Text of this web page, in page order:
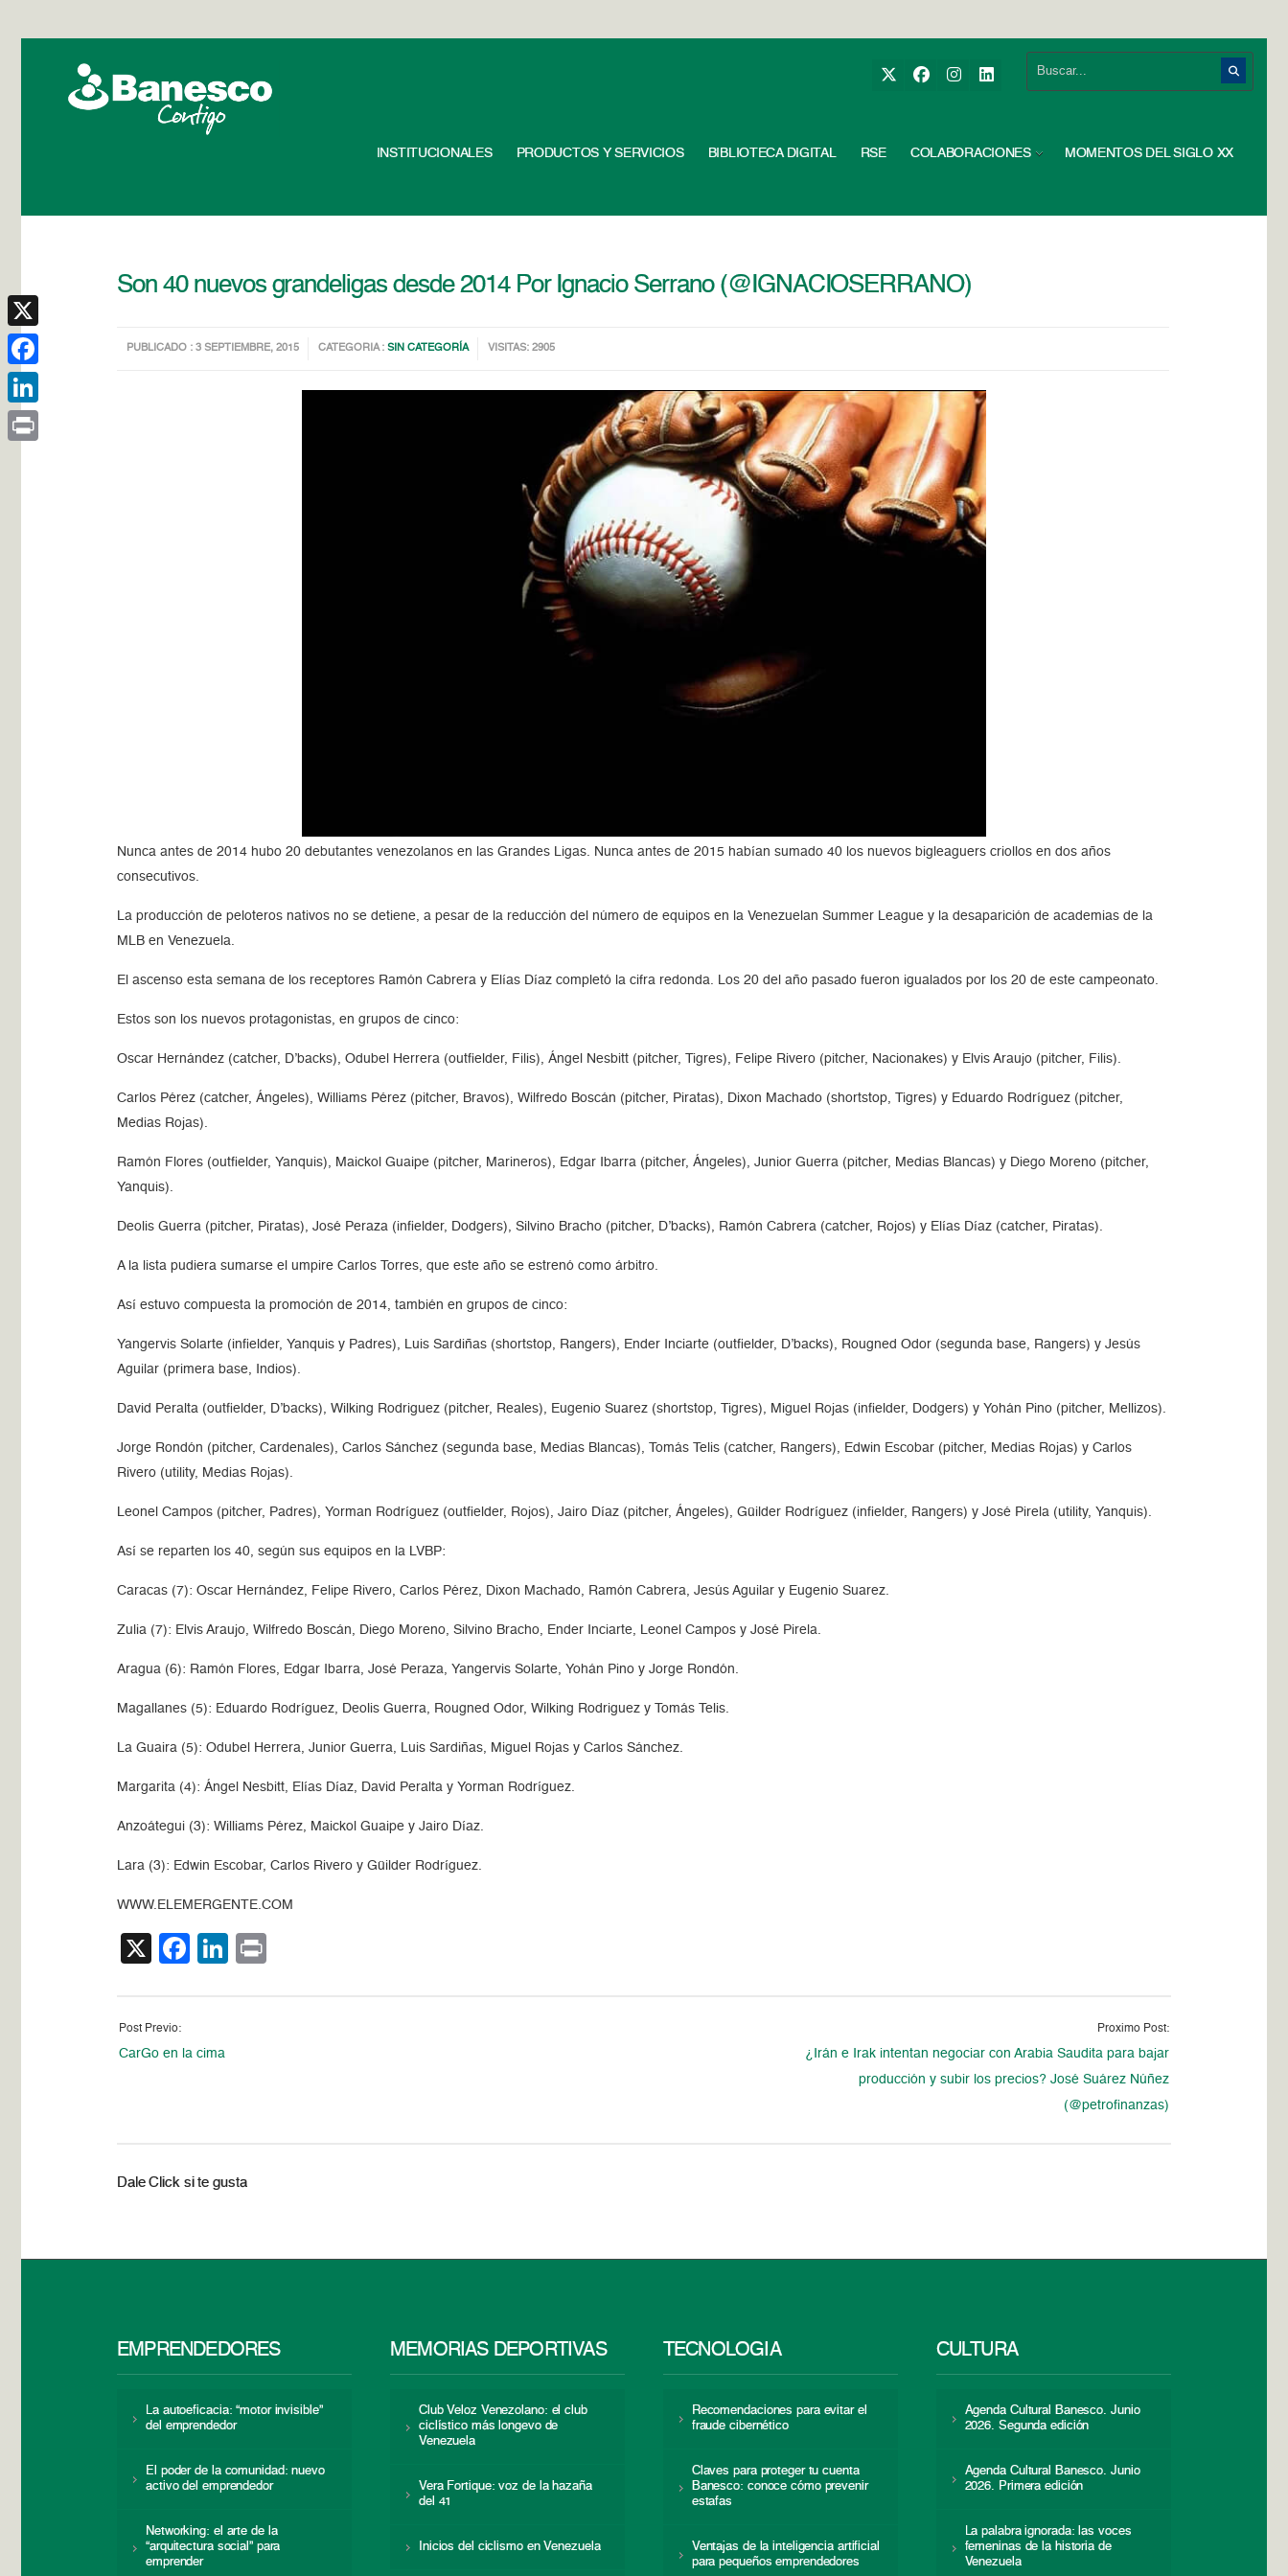
INSTITUCIONALES PRODUCTOS Y SERVICIOS BIBLIOTECA DIGITAL RSE COLABORACIONES MOMENTOS DEL SIGLO XX
Son 40 nuevos grandeligas desde 2014 Por Ignacio Serrano (@IGNACIOSERRANO)
PUBLICADO : 3 SEPTIEMBRE, 2015 CATEGORIA :SIN CATEGORÍA VISITAS: 2905
Nunca antes de 2014 hubo 20 debutantes venezolanos en las Grandes Ligas. Nunca antes de 2015 habían sumado 40 los nuevos bigleaguers criollos en dos años
consecutivos.
La producción de peloteros nativos no se detiene, a pesar de la reducción del número de equipos en la Venezuelan Summer League y la desaparición de academias de la
MLB en Venezuela.
El ascenso esta semana de los receptores Ramón Cabrera y Elías Díaz completó la cifra redonda. Los 20 del año pasado fueron igualados por los 20 de este campeonato.
Estos son los nuevos protagonistas, en grupos de cinco:
Oscar Hernández (catcher, D’backs), Odubel Herrera (outfielder, Filis), Ángel Nesbitt (pitcher, Tigres), Felipe Rivero (pitcher, Nacionakes) y Elvis Araujo (pitcher, Filis).
Carlos Pérez (catcher, Ángeles), Williams Pérez (pitcher, Bravos), Wilfredo Boscán (pitcher, Piratas), Dixon Machado (shortstop, Tigres) y Eduardo Rodríguez (pitcher,
Medias Rojas).
Ramón Flores (outfielder, Yanquis), Maickol Guaipe (pitcher, Marineros), Edgar Ibarra (pitcher, Ángeles), Junior Guerra (pitcher, Medias Blancas) y Diego Moreno (pitcher,
Yanquis).
Deolis Guerra (pitcher, Piratas), José Peraza (infielder, Dodgers), Silvino Bracho (pitcher, D’backs), Ramón Cabrera (catcher, Rojos) y Elías Díaz (catcher, Piratas).
A la lista pudiera sumarse el umpire Carlos Torres, que este año se estrenó como árbitro.
Así estuvo compuesta la promoción de 2014, también en grupos de cinco:
Yangervis Solarte (infielder, Yanquis y Padres), Luis Sardiñas (shortstop, Rangers), Ender Inciarte (outfielder, D’backs), Rougned Odor (segunda base, Rangers) y Jesús
Aguilar (primera base, Indios).
David Peralta (outfielder, D’backs), Wilking Rodriguez (pitcher, Reales), Eugenio Suarez (shortstop, Tigres), Miguel Rojas (infielder, Dodgers) y Yohán Pino (pitcher, Mellizos).
Jorge Rondón (pitcher, Cardenales), Carlos Sánchez (segunda base, Medias Blancas), Tomás Telis (catcher, Rangers), Edwin Escobar (pitcher, Medias Rojas) y Carlos
Rivero (utility, Medias Rojas).
Leonel Campos (pitcher, Padres), Yorman Rodríguez (outfielder, Rojos), Jairo Díaz (pitcher, Ángeles), Güilder Rodríguez (infielder, Rangers) y José Pirela (utility, Yanquis).
Así se reparten los 40, según sus equipos en la LVBP:
Caracas (7): Oscar Hernández, Felipe Rivero, Carlos Pérez, Dixon Machado, Ramón Cabrera, Jesús Aguilar y Eugenio Suarez.
Zulia (7): Elvis Araujo, Wilfredo Boscán, Diego Moreno, Silvino Bracho, Ender Inciarte, Leonel Campos y José Pirela.
Aragua (6): Ramón Flores, Edgar Ibarra, José Peraza, Yangervis Solarte, Yohán Pino y Jorge Rondón.
Magallanes (5): Eduardo Rodríguez, Deolis Guerra, Rougned Odor, Wilking Rodriguez y Tomás Telis.
La Guaira (5): Odubel Herrera, Junior Guerra, Luis Sardiñas, Miguel Rojas y Carlos Sánchez.
Margarita (4): Ángel Nesbitt, Elías Díaz, David Peralta y Yorman Rodríguez.
Anzoátegui (3): Williams Pérez, Maickol Guaipe y Jairo Díaz.
Lara (3): Edwin Escobar, Carlos Rivero y Güilder Rodríguez.
WWW.ELEMERGENTE.COM
X Facebook
LinkedIn
Post Previo:
CarGo en la cima
Proximo Post:
¿Irán e Irak intentan negociar con Arabia Saudita para bajar
producción y subir los precios? José Suárez Núñez
(@petrofinanzas)
Dale Click si te gusta
EMPRENDEDORES
La autoeficacia: “motor invisible”
del emprendedor
El poder de la comunidad: nuevo
activo del emprendedor
Networking: el arte de la
“arquitectura social” para
emprender
MEMORIAS DEPORTIVAS
Club Veloz Venezolano: el club
ciclístico más longevo de
Venezuela
Vera Fortique: voz de la hazaña
del 41
Inicios del ciclismo en Venezuela
TECNOLOGÍA
Recomendaciones para evitar el
fraude cibernético
Claves para proteger tu cuenta
Banesco: conoce cómo prevenir
estafas
Ventajas de la inteligencia artificial
para pequeños emprendedores
CULTURA
Agenda Cultural Banesco. Junio
2026. Segunda edición
Agenda Cultural Banesco. Junio
2026. Primera edición
La palabra ignorada: las voces
femeninas de la historia de
Venezuela
X
Facebook
LinkedIn